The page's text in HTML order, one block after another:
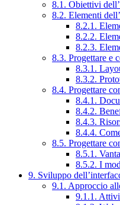
8.1. Obiettivi
8.2. Elementi
8.2.1.
8.2.2.
8.2.3.
8.3. Progettare e
8.3.1.
8.3.2.
8.4. Progettare
8.4.1.
8.4.2.
8.4.3.
8.4.4.
8.5. Progettare
8.5.1.
8.5.2. I
9. Sviluppo
9.1. Approccio
9.1.1.